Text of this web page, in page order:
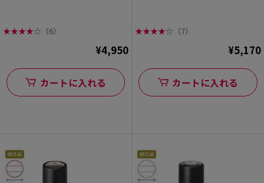
★★★★☆ （6）
¥4,950
カートに入れる
★★★★☆ （7）
¥5,170
カートに入れる